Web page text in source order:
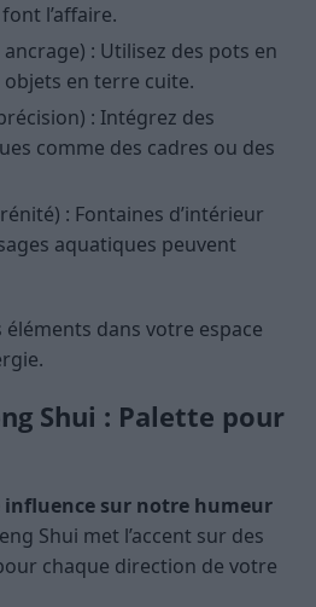
l’affaire.
: Utilisez des pots en
en terre cuite.
: Intégrez des
comme des cadres ou des
: Fontaines d’intérieur
aquatiques peuvent
dans votre espace
Shui : Palette pour
influence sur notre humeur
Shui met l’accent sur des
chaque direction de votre